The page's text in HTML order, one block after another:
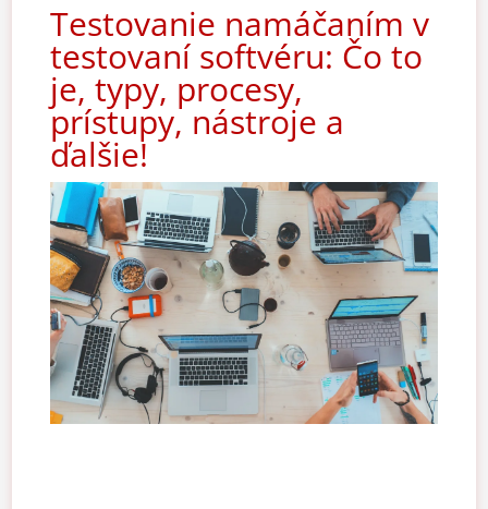
Testovanie namáčaním v
testovaní softvéru: Čo to
je, typy, procesy,
prístupy, nástroje a
ďalšie!